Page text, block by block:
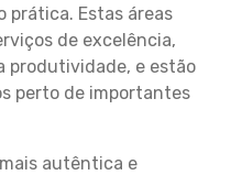
prática. Estas áreas
de excelência,
produtividade, e estão
perto de importantes
autêntica e